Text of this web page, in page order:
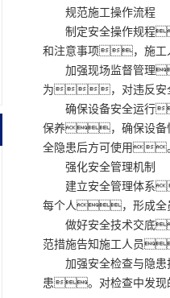
规范施工操作流程
制定安全操作规程
和注意事项，施工
加强现场监督管理
为，对违反安
确保设备安全运行
保养，确保设备
全隐患后方可使用
强化安全管理机制
建立安全管理体系
每个人，形成全
做好安全技术交底
范措施告知施工人员
加强安全检查与隐
患。对检查中发